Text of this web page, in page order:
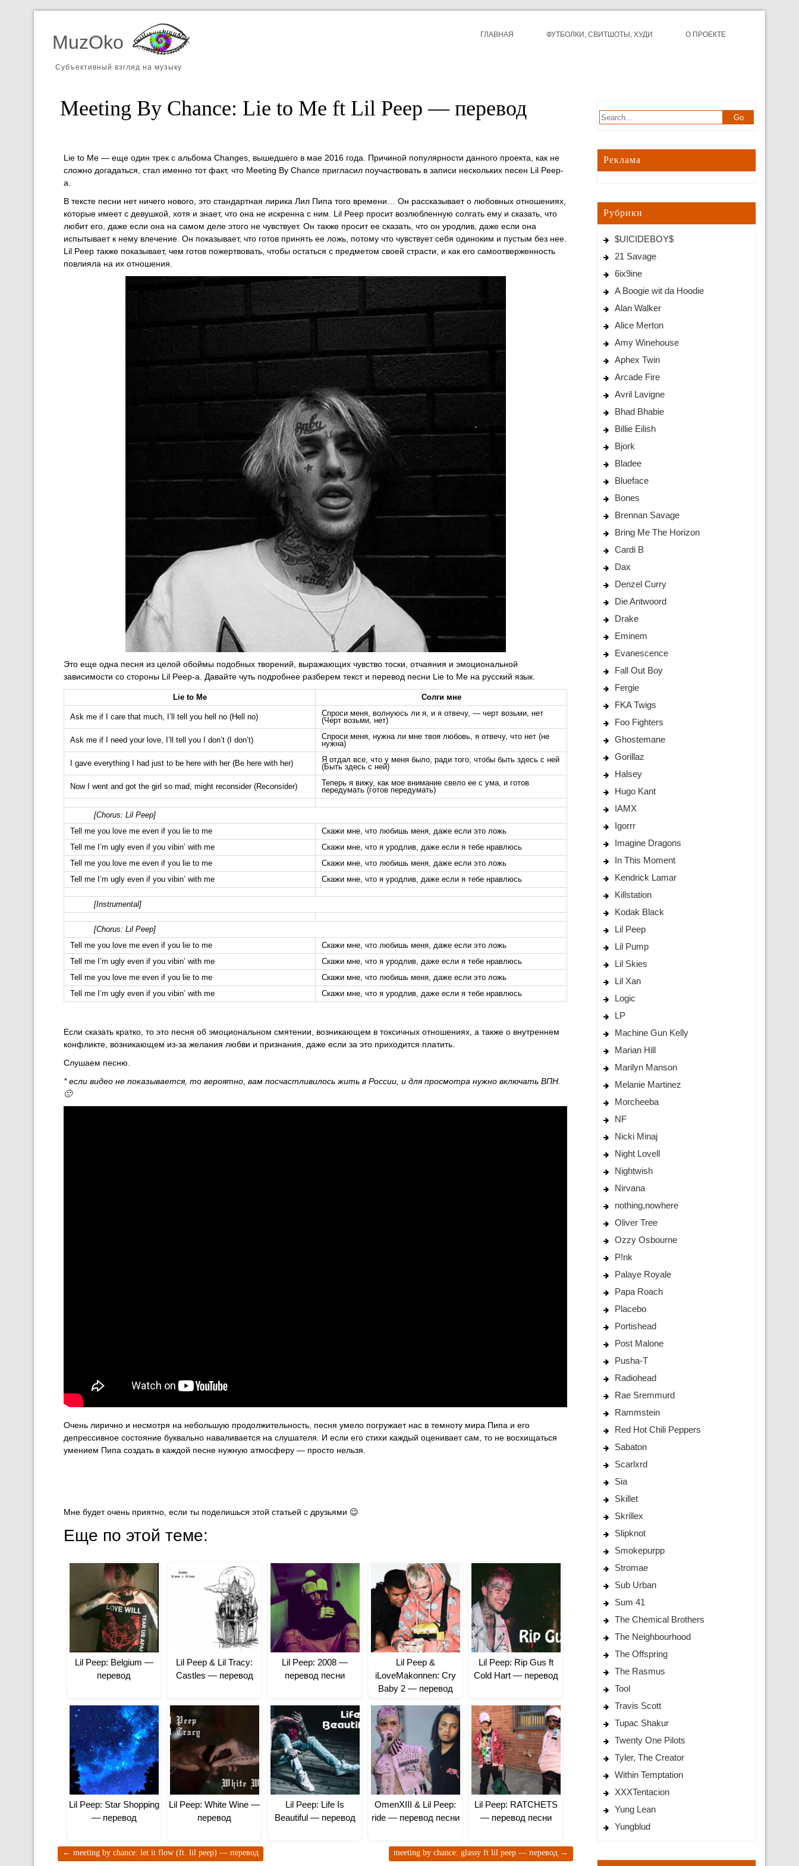
MuzOko
Субъективный взгляд на музыку
ГЛАВНАЯ ФУТБОЛКИ, СВИТШОТЫ, ХУДИ О ПРОЕКТЕ
Meeting By Chance: Lie to Me ft Lil Peep — перевод
Lie to Me — еще один трек с альбома Changes, вышедшего в мае 2016 года. Причиной популярности данного проекта, как не
сложно догадаться, стал именно тот факт, что Meeting By Chance пригласил поучаствовать в записи нескольких песен Lil Peep-
а.
В тексте песни нет ничего нового, это стандартная лирика Лил Пипа того времени… Он рассказывает о любовных отношениях,
которые имеет с девушкой, хотя и знает, что она не искренна с ним. Lil Peep просит возлюбленную солгать ему и сказать, что
любит его, даже если она на самом деле этого не чувствует. Он также просит ее сказать, что он уродлив, даже если она
испытывает к нему влечение. Он показывает, что готов принять ее ложь, потому что чувствует себя одиноким и пустым без нее.
Lil Peep также показывает, чем готов пожертвовать, чтобы остаться с предметом своей страсти, и как его самоотверженность
повлияла на их отношения.
Это еще одна песня из целой обоймы подобных творений, выражающих чувство тоски, отчаяния и эмоциональной
зависимости со стороны Lil Peep-а. Давайте чуть подробнее разберем текст и перевод песни Lie to Me на русский язык.
Lie to Me Солги мне
Ask me if I care that much, I’ll tell you hell no (Hell no)
Спроси меня, волнуюсь ли я, и я отвечу, — черт возьми, нет
(Черт возьми, нет)
Ask me if I need your love, I’ll tell you I don’t (I don’t)
Спроси меня, нужна ли мне твоя любовь, я отвечу, что нет (не
нужна)
I gave everything I had just to be here with her (Be here with her)
Я отдал все, что у меня было, ради того, чтобы быть здесь с ней
(Быть здесь с ней)
Now I went and got the girl so mad, might reconsider (Reconsider)
Теперь я вижу, как мое внимание свело ее с ума, и готов
передумать (готов передумать)
[Chorus: Lil Peep]
Tell me you love me even if you lie to me
Скажи мне, что любишь меня, даже если это ложь
Tell me I’m ugly even if you vibin’ with me
Скажи мне, что я уродлив, даже если я тебе нравлюсь
Tell me you love me even if you lie to me
Скажи мне, что любишь меня, даже если это ложь
Tell me I’m ugly even if you vibin’ with me
Скажи мне, что я уродлив, даже если я тебе нравлюсь
[Instrumental]
[Chorus: Lil Peep]
Tell me you love me even if you lie to me
Скажи мне, что любишь меня, даже если это ложь
Tell me I’m ugly even if you vibin’ with me
Скажи мне, что я уродлив, даже если я тебе нравлюсь
Tell me you love me even if you lie to me
Скажи мне, что любишь меня, даже если это ложь
Tell me I’m ugly even if you vibin’ with me
Скажи мне, что я уродлив, даже если я тебе нравлюсь
Если сказать кратко, то это песня об эмоциональном смятении, возникающем в токсичных отношениях, а также о внутреннем
конфликте, возникающем из-за желания любви и признания, даже если за это приходится платить.
Слушаем песню.
* если видео не показывается, то вероятно, вам посчастливилось жить в России, и для просмотра нужно включать ВПН.
🙁
Очень лирично и несмотря на небольшую продолжительность, песня умело погружает нас в темноту мира Пипа и его
депрессивное состояние буквально наваливается на слушателя. И если его стихи каждый оценивает сам, то не восхищаться
умением Пипа создать в каждой песне нужную атмосферу — просто нельзя.
Мне будет очень приятно, если ты поделишься этой статьей с друзьями 😉
Еще по этой теме:
Lil Peep: Belgium —
перевод
Lil Peep & Lil Tracy:
Castles — перевод
Lil Peep: 2008 —
перевод песни
Lil Peep &
iLoveMakonnen: Cry
Baby 2 — перевод
Lil Peep: Rip Gus ft
Cold Hart — перевод
Lil Peep: Star Shopping
— перевод
Lil Peep: White Wine —
перевод
Lil Peep: Life Is
Beautiful — перевод
OmenXIII & Lil Peep:
ride — перевод песни
Lil Peep: RATCHETS
— перевод песни
meeting by chance: glassy ft lil peep — перевод →
← meeting by chance: let it flow (ft. lil peep) — перевод
Реклама
Рубрики
$UICIDEBOY$
21 Savage
6ix9ine
A Boogie wit da Hoodie
Alan Walker
Alice Merton
Amy Winehouse
Aphex Twin
Arcade Fire
Avril Lavigne
Bhad Bhabie
Billie Eilish
Bjork
Bladee
Blueface
Bones
Brennan Savage
Bring Me The Horizon
Cardi B
Dax
Denzel Curry
Die Antwoord
Drake
Eminem
Evanescence
Fall Out Boy
Fergie
FKA Twigs
Foo Fighters
Ghostemane
Gorillaz
Halsey
Hugo Kant
IAMX
Igorrr
Imagine Dragons
In This Moment
Kendrick Lamar
Killstation
Kodak Black
Lil Peep
Lil Pump
Lil Skies
Lil Xan
Logic
LP
Machine Gun Kelly
Marian Hill
Marilyn Manson
Melanie Martinez
Morcheeba
NF
Nicki Minaj
Night Lovell
Nightwish
Nirvana
nothing,nowhere
Oliver Tree
Ozzy Osbourne
P!nk
Palaye Royale
Papa Roach
Placebo
Portishead
Post Malone
Pusha-T
Radiohead
Rae Sremmurd
Rammstein
Red Hot Chili Peppers
Sabaton
Scarlxrd
Sia
Skillet
Skrillex
Slipknot
Smokepurpp
Stromae
Sub Urban
Sum 41
The Chemical Brothers
The Neighbourhood
The Offspring
The Rasmus
Tool
Travis Scott
Tupac Shakur
Twenty One Pilots
Tyler, The Creator
Within Temptation
XXXTentacion
Yung Lean
Yungblud